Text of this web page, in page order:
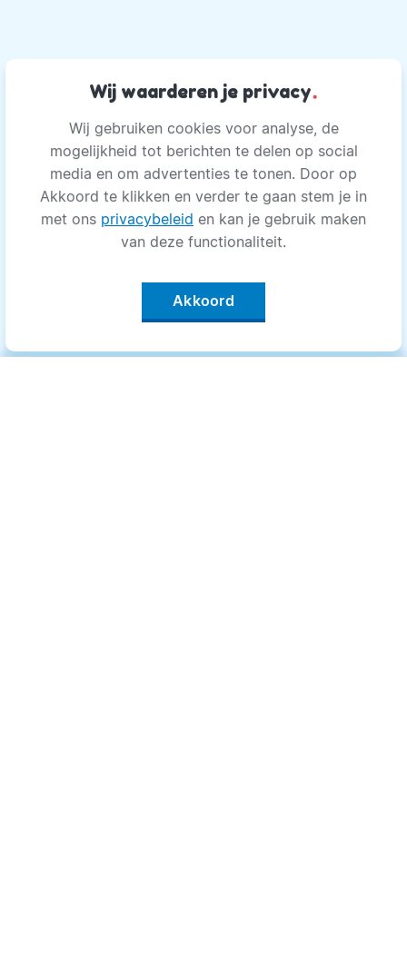
Wij waarderen je privacy.
Wij gebruiken cookies voor analyse, de
mogelijkheid tot berichten te delen op social
media en om advertenties te tonen. Door op
Akkoord te klikken en verder te gaan stem je in
met ons privacybeleid en kan je gebruik maken
van deze functionaliteit.
Akkoord